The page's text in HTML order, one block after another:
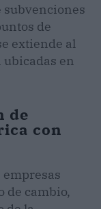
subvenciones
de
extiende al
ubicadas en
de
con
empresas
de cambio,